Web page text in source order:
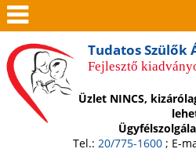
Jump to
Tudatos Szülők
Fejlesztő
Üzlet NINCS,
Tel.: 20/775-1600; E-
Men
ü